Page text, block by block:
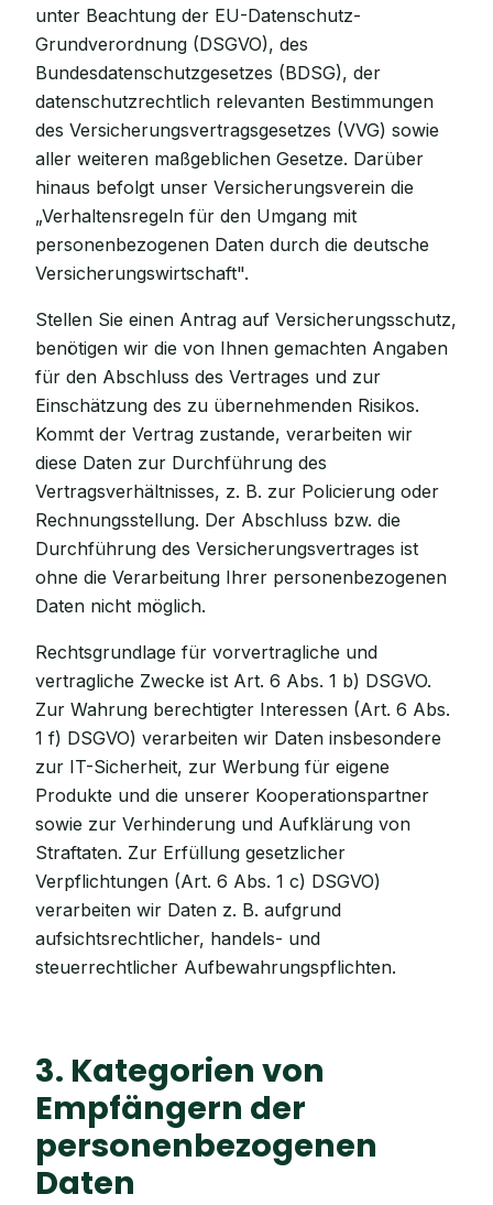
unter Beachtung der EU-Datenschutz-
Grundverordnung (DSGVO), des
Bundesdatenschutzgesetzes (BDSG), der
datenschutzrechtlich relevanten Bestimmungen
des Versicherungsvertragsgesetzes (VVG) sowie
aller weiteren maßgeblichen Gesetze. Darüber
hinaus befolgt unser Versicherungsverein die
„Verhaltensregeln für den Umgang mit
personenbezogenen Daten durch die deutsche
Versicherungswirtschaft".
Stellen Sie einen Antrag auf Versicherungsschutz,
benötigen wir die von Ihnen gemachten Angaben
für den Abschluss des Vertrages und zur
Einschätzung des zu übernehmenden Risikos.
Kommt der Vertrag zustande, verarbeiten wir
diese Daten zur Durchführung des
Vertragsverhältnisses, z. B. zur Policierung oder
Rechnungsstellung. Der Abschluss bzw. die
Durchführung des Versicherungsvertrages ist
ohne die Verarbeitung Ihrer personenbezogenen
Daten nicht möglich.
Rechtsgrundlage für vorvertragliche und
vertragliche Zwecke ist Art. 6 Abs. 1 b) DSGVO.
Zur Wahrung berechtigter Interessen (Art. 6 Abs.
1 f) DSGVO) verarbeiten wir Daten insbesondere
zur IT-Sicherheit, zur Werbung für eigene
Produkte und die unserer Kooperationspartner
sowie zur Verhinderung und Aufklärung von
Straftaten. Zur Erfüllung gesetzlicher
Verpflichtungen (Art. 6 Abs. 1 c) DSGVO)
verarbeiten wir Daten z. B. aufgrund
aufsichtsrechtlicher, handels- und
steuerrechtlicher Aufbewahrungspflichten.
3. Kategorien von
Empfängern der
personenbezogenen
Daten